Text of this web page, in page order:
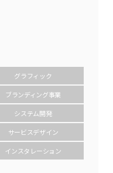
グラフィック
ブランディング事業
システム開発
サービスデザイン
インスタレーション